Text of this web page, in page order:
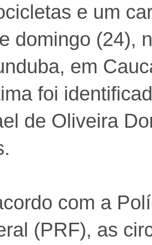
e um
domingo (24),
em
foi
de Oliveira
com a
(PRF), as